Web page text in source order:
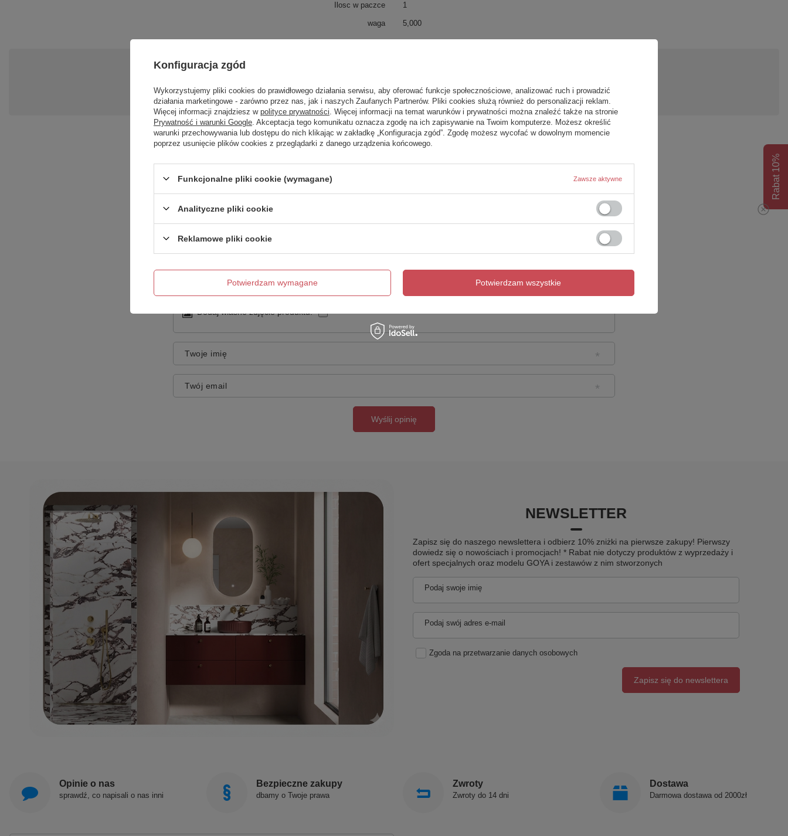
Ilosc w paczce 1
waga 5,000
Zadaj pytanie a my odpowiemy niezwłocznie, najciekawsze pytania i odpowiedzi publikując dla
innych.
Napisz swoją opinię
5/5
Treść twojej opinii
Dodaj własne zdjęcie produktu:
Twoje imię
Twój email
Wyślij opinię
NEWSLETTER
Zapisz się do naszego newslettera i odbierz 10% zniżki na pierwsze zakupy! Pierwszy
dowiedz się o nowościach i promocjach! * Rabat nie dotyczy produktów z wyprzedaży i
ofert specjalnych oraz modelu GOYA i zestawów z nim stworzonych
Podaj swoje imię
Podaj swój adres e-mail
Zgoda na przetwarzanie danych osobowych
Zapisz się do newslettera
Opinie o nas
sprawdź, co napisali o nas inni
Bezpieczne zakupy
dbamy o Twoje prawa
Zwroty
Zwroty do 14 dni
Dostawa
Darmowa dostawa od 2000zł
Rabat 10%
Konfiguracja zgód
Wykorzystujemy pliki cookies do prawidłowego działania serwisu, aby oferować funkcje społecznościowe, analizować ruch i prowadzić
działania marketingowe - zarówno przez nas, jak i naszych Zaufanych Partnerów. Pliki cookies służą również do personalizacji reklam.
Więcej informacji znajdziesz w polityce prywatności . Więcej informacji na temat warunków i prywatności można znaleźć także na stronie
Prywatność i warunki Google . Akceptacja tego komunikatu oznacza zgodę na ich zapisywanie na Twoim komputerze. Możesz określić
warunki przechowywania lub dostępu do nich klikając w zakładkę „Konfiguracja zgód”. Zgodę możesz wycofać w dowolnym momencie
poprzez usunięcie plików cookies z przeglądarki z danego urządzenia końcowego.
Funkcjonalne pliki cookie (wymagane) Zawsze aktywne
Analityczne pliki cookie
Reklamowe pliki cookie
Potwierdzam wymagane Potwierdzam wszystkie